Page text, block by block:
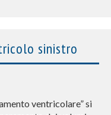
sinistro
ventricolare” si